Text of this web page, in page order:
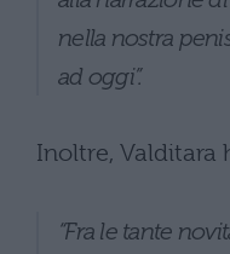
nella nostra
ad oggi”.
Inoltre, Valditara
“Fra le tante